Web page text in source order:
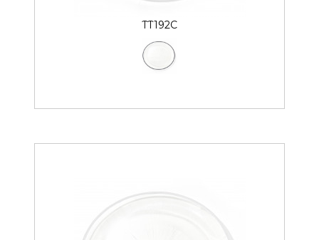
TT192C